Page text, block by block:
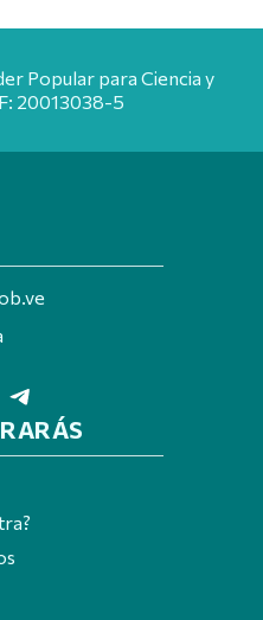
Popular para Ciencia y
20013038-5